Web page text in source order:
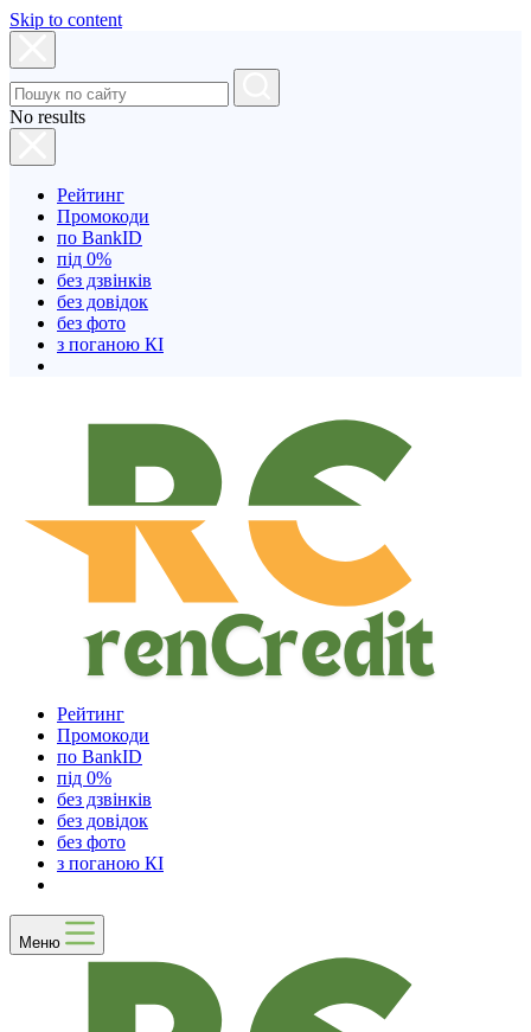
Skip to content
No results
Рейтинг
Промокоди
по BankID
під 0%
без дзвінків
без довідок
без фото
з поганою КІ
Рейтинг
Промокоди
по BankID
під 0%
без дзвінків
без довідок
без фото
з поганою КІ
Меню